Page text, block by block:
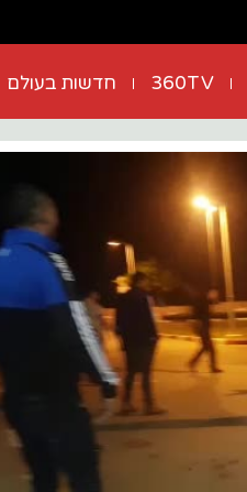
360TV חדשות בעולם